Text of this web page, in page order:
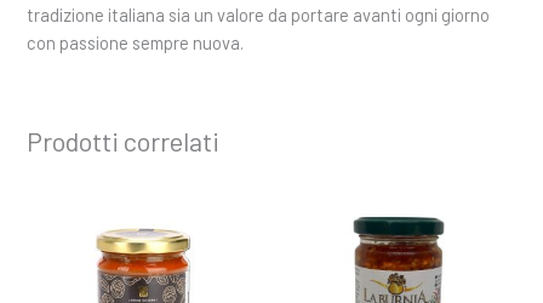
tradizione italiana sia un valore da portare avanti ogni giorno
con passione sempre nuova.
Prodotti correlati